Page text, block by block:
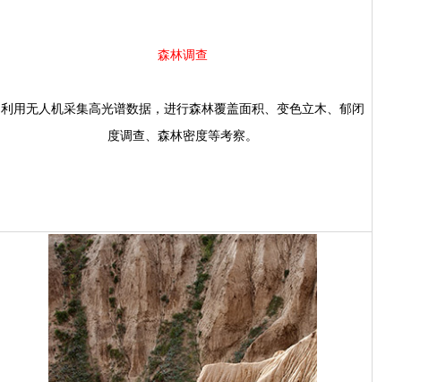
森林调查
利用无人机采集高光谱数据，进行森林覆盖面积、变色立木、郁闭
度调查、森林密度等考察。